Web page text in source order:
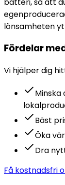
lönsamheten
Fördelar
Vi hjälper dig
Minska
Bäst
Öka
Dra
Få kostnadsfri